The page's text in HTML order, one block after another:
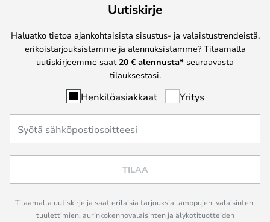
Uutiskirje
Haluatko tietoa ajankohtaisista sisustus- ja valaistustrendeistä,
erikoistarjouksistamme ja alennuksistamme? Tilaamalla
uutiskirjeemme saat 20 € alennusta* seuraavasta
tilauksestasi.
Henkilöasiakkaat Yritys
TILAA
Tilaamalla uutiskirje ja saat erilaisia tarjouksia lamppujen, valaisinten,
tuulettimien, aurinkokennovalaisinten ja älykotituotteiden